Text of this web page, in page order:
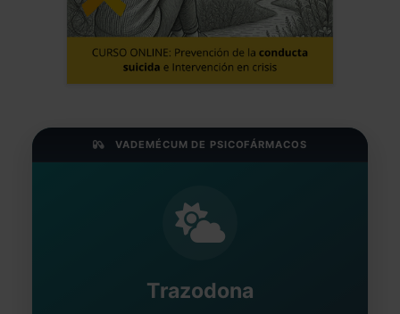
Fecha: 09/06/2024
VADEMÉCUM DE PSICOFÁRMACOS
Trazodona